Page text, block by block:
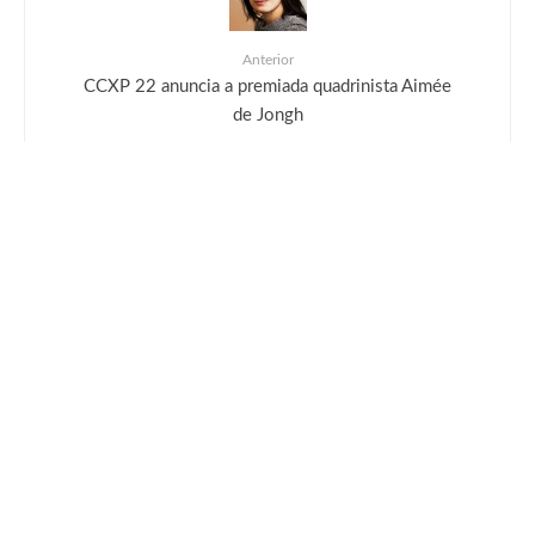
Anterior
CCXP 22 anuncia a premiada quadrinista Aimée
de Jongh